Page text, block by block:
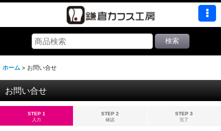
検索
ホーム > お問い合せ
お問い合せ
STEP 1
入力
STEP 2
確認
STEP 3
完了